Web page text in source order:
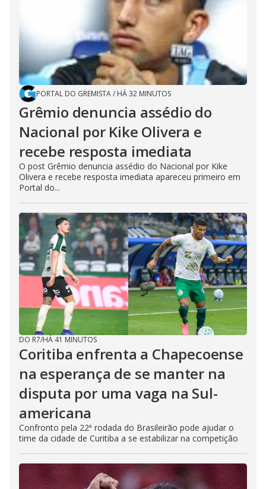
PORTAL DO GREMISTA/ HÁ 32 MINUTOS
Grêmio denuncia assédio do
Nacional por Kike Olivera e
recebe resposta imediata
O post Grêmio denuncia assédio do Nacional por Kike
Olivera e recebe resposta imediata apareceu primeiro em
Portal do...
DO R7/HÁ 41 MINUTOS
Coritiba enfrenta a Chapecoense
na esperança de se manter na
disputa por uma vaga na Sul-
americana
Confronto pela 22ª rodada do Brasileirão pode ajudar o
time da cidade de Curitiba a se estabilizar na competição